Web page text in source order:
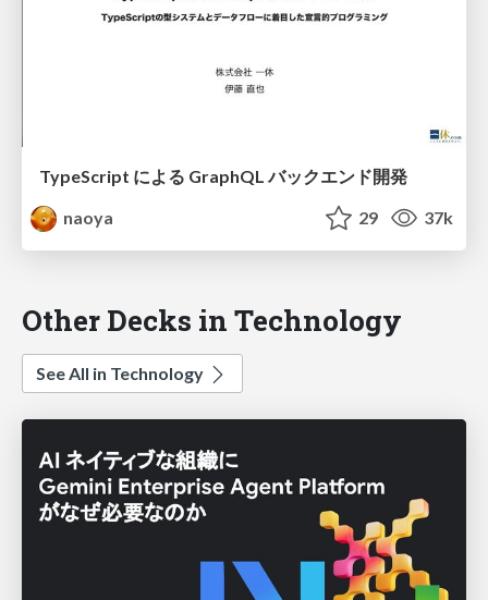
TypeScript による GraphQL バックエンド開発
naoya
29 37k
Other Decks in Technology
See All in Technology